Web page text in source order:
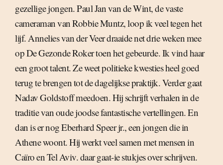
gezellige jongen. Paul Jan van de Wint, de vaste
cameraman van Robbie Muntz, loop ik veel tegen het
lijf. Annelies van der Veer draaide net drie weken mee
op De Gezonde Roker toen het gebeurde. Ik vind haar
een groot talent. Ze weet politieke kwesties heel goed
terug te brengen tot de dagelijkse praktijk. Verder gaat
Nadav Goldstoff meedoen. Hij schrijft verhalen in de
traditie van oude joodse fantastische vertellingen. En
dan is er nog Eberhard Speer jr., een jongen die in
Athene woont. Hij werkt veel samen met mensen in
Caïro en Tel Aviv. daar gaat-ie stukjes over schrijven.